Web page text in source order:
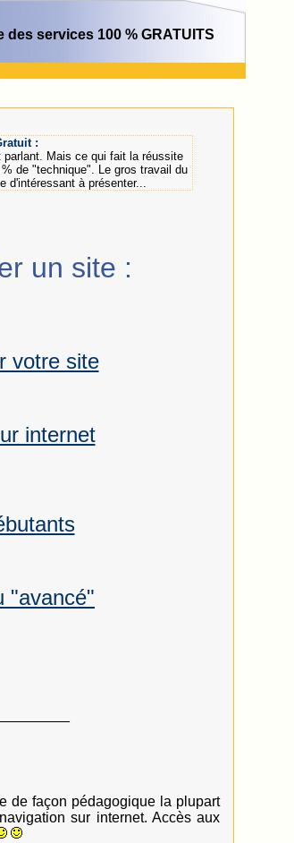
services 100 % GRATUITS
:
Mais ce qui fait la réussite
de "technique". Le gros travail du
d'intéressant à présenter...
un site :
votre site
internet
"avancé"
de façon pédagogique la plupart
sur internet. Accès aux